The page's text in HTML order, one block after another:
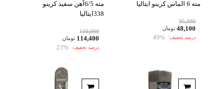
مته 6 الماس کرینو ایتالیا
95,000
48,100 تومان
درصد تخفیف: 49%
مته 6/5آهن سفید کرینو
338ایتالیا
150,000
114,400 تومان
درصد تخفیف: 23%